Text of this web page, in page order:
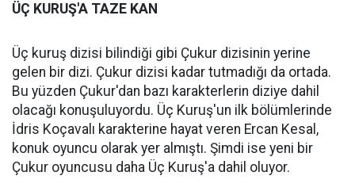
ÜÇ KURUŞ'A TAZE KAN
Üç kuruş dizisi bilindiği gibi Çukur dizisinin yerine
gelen bir dizi. Çukur dizisi kadar tutmadığı da ortada.
Bu yüzden Çukur'dan bazı karakterlerin diziye dahil
olacağı konuşuluyordu. Üç Kuruş'un ilk bölümlerinde
İdris Koçavalı karakterine hayat veren Ercan Kesal,
konuk oyuncu olarak yer almıştı. Şimdi ise yeni bir
Çukur oyuncusu daha Üç Kuruş'a dahil oluyor.